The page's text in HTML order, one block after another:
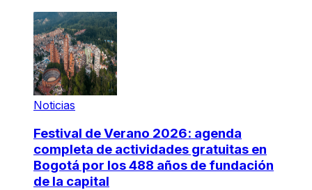
Noticias
Festival de Verano 2026: agenda
completa de actividades gratuitas en
Bogotá por los 488 años de fundación
de la capital